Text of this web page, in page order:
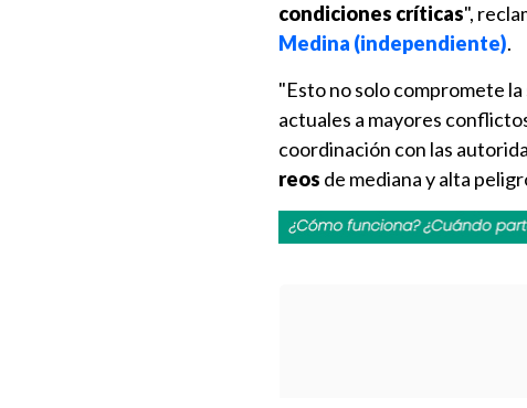
condiciones críticas",
Medina (independiente).
"Esto no solo compromete
actuales a mayores
coordinación con las
reos de mediana y alta